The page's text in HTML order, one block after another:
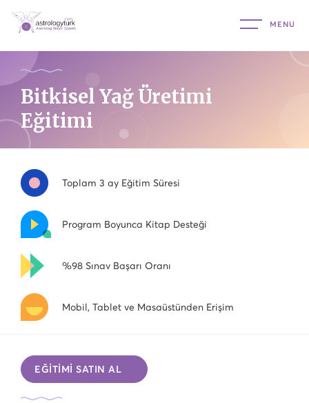
Bitkisel Yağ Üretimi
Eğitimi
Toplam 3 ay Eğitim Süresi
Program Boyunca Kitap Desteği
%98 Sınav Başarı Oranı
Mobil, Tablet ve Masaüstünden Erişim
EĞİTİMİ SATIN AL